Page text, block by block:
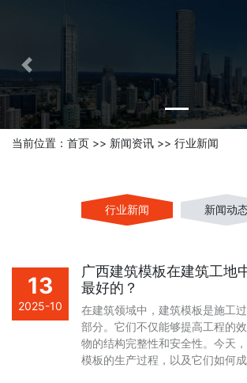
Previous
当前位置： 首页 >> 新闻资讯 >> 行业新闻
行业新闻 新闻动
13
2025-10
广西建筑模板在建筑工地
最好的？
在建筑领域中，建筑模板是施工
部分。它们不仅能够提高工程的
物的结构完整性和安全性。今天
模板的生产过程，以及它们如何